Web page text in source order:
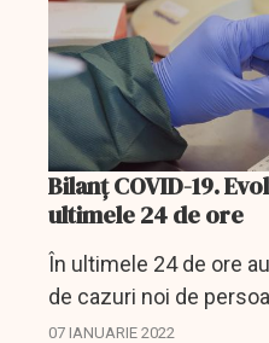
Bilanț COVID-19.
ultimele 24 de ore
În ultimele 24 de ore
de cazuri noi de
CoV – 2 (COVID – 19),
07 IANUARIE 2022